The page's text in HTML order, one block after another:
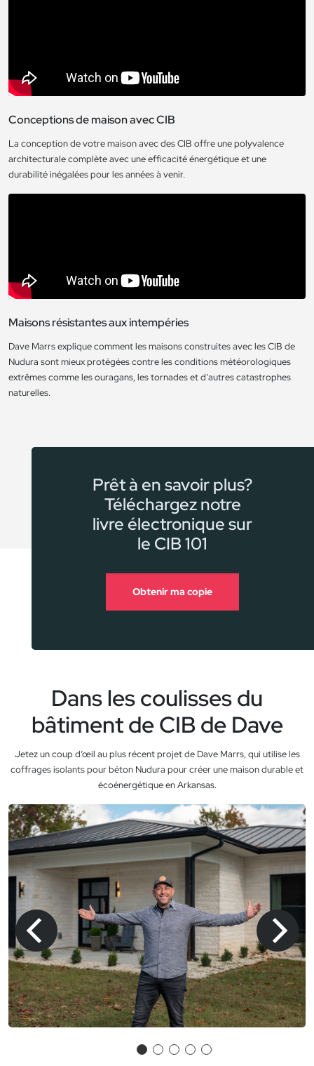
Conceptions de maison avec CIB
La conception de votre maison avec des CIB offre une polyvalence
architecturale complète avec une efficacité énergétique et une
durabilité inégalées pour les années à venir.
Maisons résistantes aux intempéries
Dave Marrs explique comment les maisons construites avec les CIB de
Nudura sont mieux protégées contre les conditions météorologiques
extrêmes comme les ouragans, les tornades et d’autres catastrophes
naturelles.
Prêt à en savoir plus?
Téléchargez notre
livre électronique sur
le CIB 101
Obtenir ma copie
Dans les coulisses du
bâtiment de CIB de Dave
Jetez un coup d’œil au plus récent projet de Dave Marrs, qui utilise les
coffrages isolants pour béton Nudura pour créer une maison durable et
écoénergétique en Arkansas.